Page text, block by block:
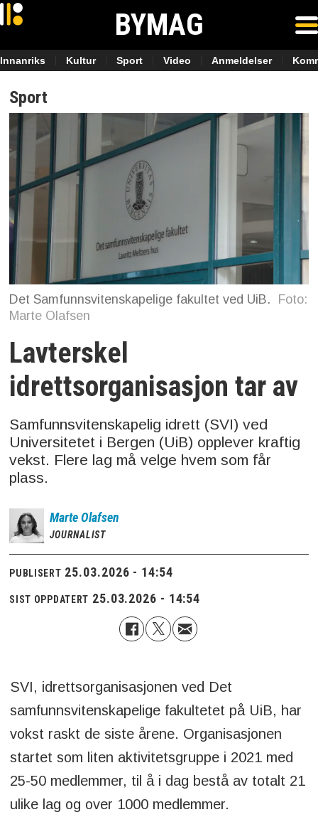
BYMAG
Innanriks Kultur Sport Video Anmeldelser
Sport
Det Samfunnsvitenskapelige fakultet ved UiB.
Foto:
Marte Olafsen
Lavterskel
idrettsorganisasjon tar av
Samfunnsvitenskapelig idrett (SVI) ved
Universitetet i Bergen (UiB) opplever kraftig
vekst. Flere lag må velge hvem som får
plass.
Marte Olafsen
JOURNALIST
PUBLISERT 25.03.2026 - 14:54
SIST OPPDATERT 25.03.2026 - 14:54
SVI, idrettsorganisasjonen ved Det
samfunnsvitenskapelige fakultetet på UiB, har
vokst raskt de siste årene. Organisasjonen
startet som liten aktivitetsgruppe i 2021 med
25-50 medlemmer, til å i dag bestå av totalt 21
ulike lag og over 1000 medlemmer.